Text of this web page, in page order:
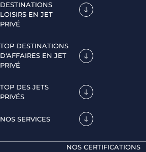
DESTINATIONS
LOISIRS EN JET
PRIVÉ
TOP DESTINATIONS
D'AFFAIRES EN JET
PRIVÉ
TOP DES JETS
PRIVÉS
NOS SERVICES
NOS CERTIFICATIONS